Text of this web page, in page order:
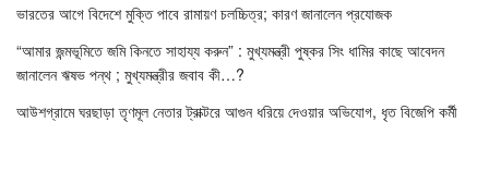
ভারতের আগে বিদেশে মুক্তি পাবে রামায়ণ চলচ্চিত্র; কারণ জানালেন প্রযোজক
“আমার জন্মভূমিতে জমি কিনতে সাহায্য করুন” : মুখ্যমন্ত্রী পুষ্কর সিং ধামির কাছে আবেদন
জানালেন ঋষভ পন্থ ; মুখ্যমন্ত্রীর জবাব কী…?
আউশগ্রামে ঘরছাড়া তৃণমূল নেতার ট্রাক্টরে আগুন ধরিয়ে দেওয়ার অভিযোগ, ধৃত বিজেপি কর্মী